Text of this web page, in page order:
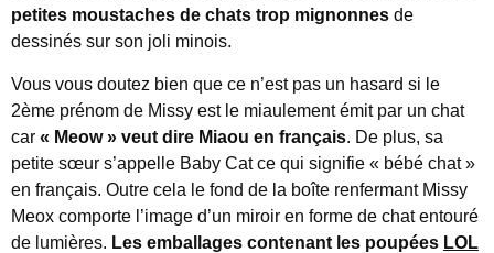
petites moustaches de chats trop mignonnes de
dessinés sur son joli minois.
Vous vous doutez bien que ce n’est pas un hasard si le
2ème prénom de Missy est le miaulement émit par un chat
car « Meow » veut dire Miaou en français. De plus, sa
petite sœur s’appelle Baby Cat ce qui signifie « bébé chat »
en français. Outre cela le fond de la boîte renfermant Missy
Meox comporte l’image d’un miroir en forme de chat entouré
de lumières. Les emballages contenant les poupées LOL